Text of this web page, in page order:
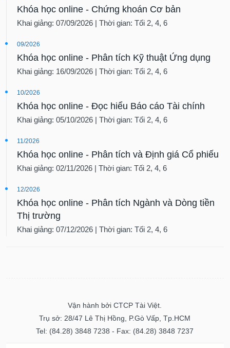
Khóa học online - Chứng khoán Cơ bản
Khai giảng: 07/09/2026 | Thời gian: Tối 2, 4, 6
09/2026
Khóa học online - Phân tích Kỹ thuật Ứng dụng
Khai giảng: 16/09/2026 | Thời gian: Tối 2, 4, 6
10/2026
Khóa học online - Đọc hiểu Báo cáo Tài chính
Khai giảng: 05/10/2026 | Thời gian: Tối 2, 4, 6
11/2026
Khóa học online - Phân tích và Định giá Cổ phiếu
Khai giảng: 02/11/2026 | Thời gian: Tối 2, 4, 6
12/2026
Khóa học online - Phân tích Ngành và Dòng tiền
Thị trường
Khai giảng: 07/12/2026 | Thời gian: Tối 2, 4, 6
Vận hành bởi CTCP Tài Việt.
Trụ sở: 28/47 Lê Thị Hồng, P.Gò Vấp, Tp.HCM
Tel: (84.28) 3848 7238 - Fax: (84.28) 3848 7237